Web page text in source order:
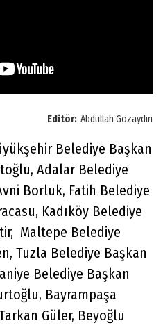
Editör: Abdullah Gözaydın
Belediye Başkan
Adalar Belediye
Borluk, Fatih Belediye
Kadıköy Belediye
Maltepe Belediye
Tuzla Belediye Başkan
Belediye Başkan
Bayrampaşa
Güler, Beyoğlu